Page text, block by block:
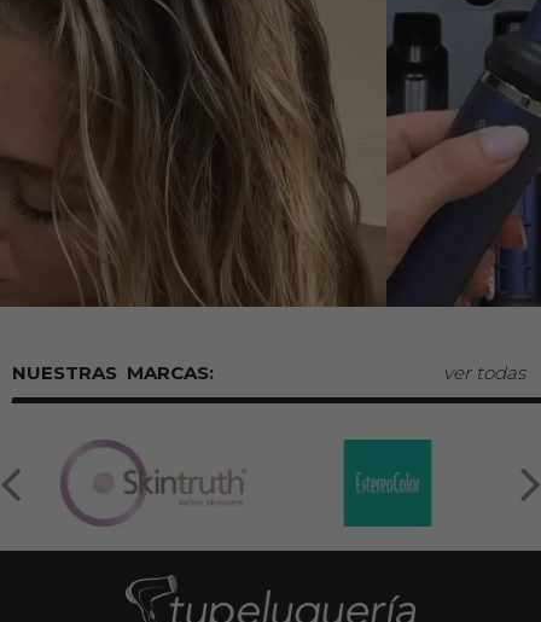
MARCAS: ver todas